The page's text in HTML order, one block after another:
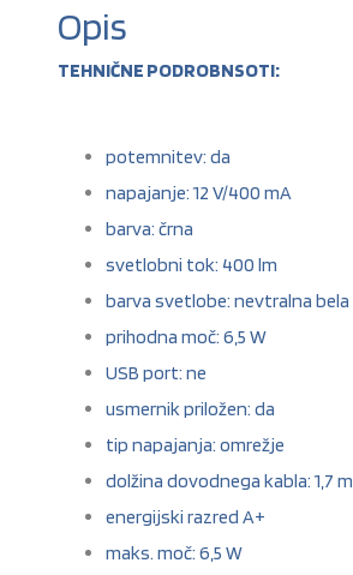
Opis
TEHNIČNE PODROBNSOTI:
potemnitev: da
napajanje: 12 V/400 mA
barva: črna
svetlobni tok: 400 lm
barva svetlobe: nevtralna bela
prihodna moč: 6,5 W
USB port: ne
usmernik priložen: da
tip napajanja: omrežje
dolžina dovodnega kabla: 1,7 m
energijski razred A+
maks. moč: 6,5 W